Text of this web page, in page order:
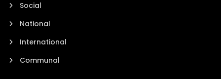
Social
National
International
Communal